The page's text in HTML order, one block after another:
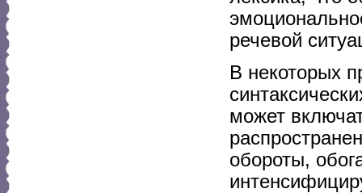
речевой
В некоторых
может
обороты,